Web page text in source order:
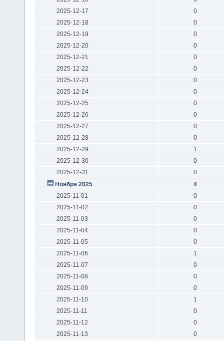
2025-12-17
0
2025-12-18
0
2025-12-19
0
2025-12-20
0
2025-12-21
0
2025-12-22
0
2025-12-23
0
2025-12-24
0
2025-12-25
0
2025-12-26
0
2025-12-27
0
2025-12-28
0
2025-12-29
1
2025-12-30
0
2025-12-31
0
Ноября 2025
4
2025-11-01
0
2025-11-02
0
2025-11-03
0
2025-11-04
0
2025-11-05
0
2025-11-06
1
2025-11-07
0
2025-11-08
0
2025-11-09
0
2025-11-10
1
2025-11-11
0
2025-11-12
0
2025-11-13
0